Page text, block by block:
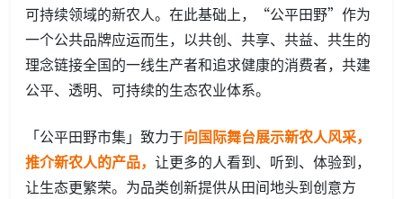
可持续领域的新农人。在此基础上，“公平田野”作为
一个公共品牌应运而生，以共创、共享、共益、共生的
理念链接全国的一线生产者和追求健康的消费者，共建
公平、透明、可持续的生态农业体系。
「公平田野市集」致力于向国际舞台展示新农人风采，
推介新农人的产品， 让更多的人看到、听到、体验到，
让生态更繁荣。为品类创新提供从田间地头到创意方